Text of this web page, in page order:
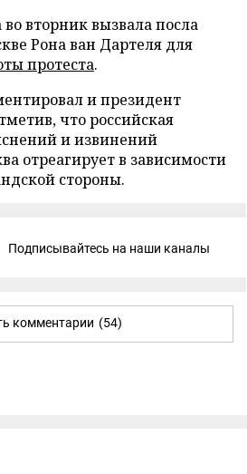
во вторник вызвала посла
Рона ван Дартеля для
протеста.
и президент
что российская
и извинений
отреагирует в зависимости
стороны.
Подписывайтесь на наши каналы
комментарии (54)